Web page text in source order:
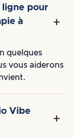
ligne pour
à
quelques
vous aiderons
Vibe